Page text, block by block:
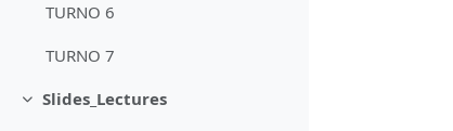
TURNO 6
TURNO 7
Minimizza
Slides_Lectures